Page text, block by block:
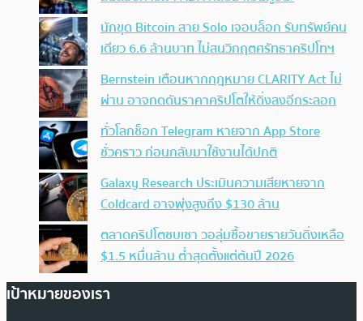
นักขุด Bitcoin สาย Solo เจอบล็อก รับทรัพย์คน
เดียว 6.6 ล้านบาท ไม่สนวิกฤตศรัทธาคริปโทฯ
Bernstein เตือนหากกฎหมาย CLARITY Act ไม่
ผ่าน อาจกดดันราคาคริปโตให้ดิ่งลงอีกระลอก
ทั่วโลกช็อก Telegram หายจาก App Store
ชั่วคราว ก่อนกลับมาใช้งานได้ปกติ
Galaxy Research ประเมินความเสียหายจาก
Coldcard อาจพุ่งสูงถึง $130 ล้าน
ตลาดคริปโตซบเซา วอลุ่มซื้อขายรายวันดิ่งเหลือ
$1.5 หมื่นล้าน ต่ำสุดตั้งแต่ต้นปี 2026
เป้าหมายของเรา